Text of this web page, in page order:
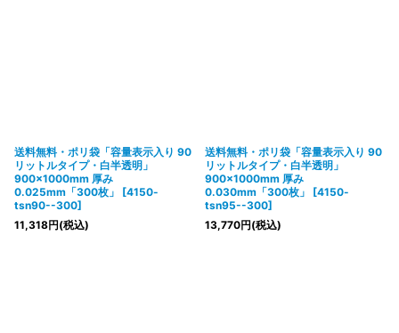
送料無料・ポリ袋「容量表示入り 90
リットルタイプ・白半透明」
900×1000mm 厚み
0.025mm「300枚」
[4150-
tsn90--300]
11,318円(税込)
送料無料・ポリ袋「容量表示入り 90
リットルタイプ・白半透明」
900×1000mm 厚み
0.030mm「300枚」
[4150-
tsn95--300]
13,770円(税込)